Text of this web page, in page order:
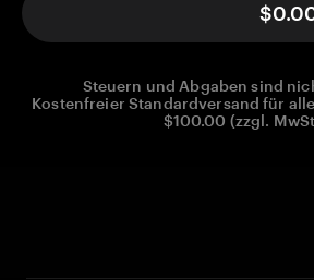
Steuern und Abgaben sind
Kostenfreier Standardversand für
$100.00 (zzgl.